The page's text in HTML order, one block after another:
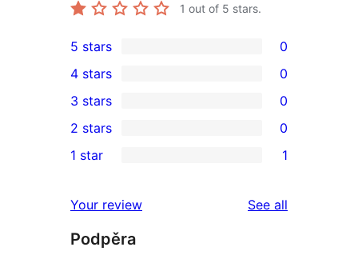
1 out of 5 stars.
0
5-
star
reviews
5 stars 0
4-
star
reviews
4 stars 0
0
3-
star
3 stars 0
2-
reviews
2 stars 0
star
review
1 star 1
Your review See all
Podpěra